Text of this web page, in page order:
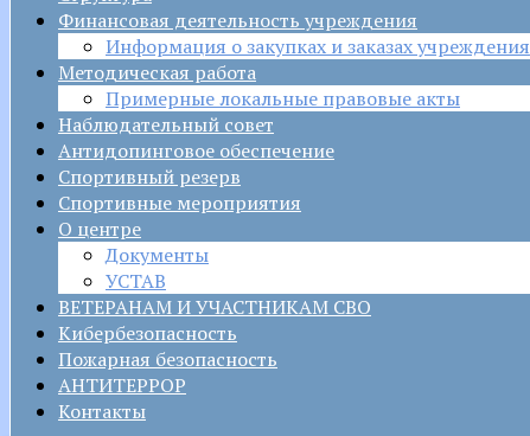
Финансовая деятельность учреждения
Информация о закупках и заказах учреждения
Методическая работа
Примерные локальные правовые акты
Наблюдательный совет
Антидопинговое обеспечение
Спортивный резерв
Спортивные мероприятия
О центре
Документы
УСТАВ
ВЕТЕРАНАМ И УЧАСТНИКАМ СВО
Кибербезопасность
Пожарная безопасность
АНТИТЕРРОР
Контакты